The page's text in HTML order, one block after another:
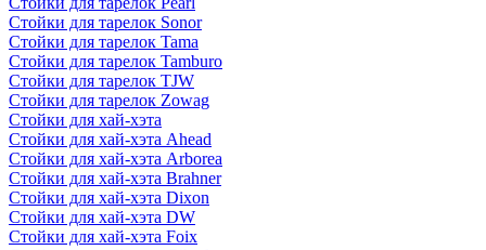
Стойки для тарелок Sonor
Стойки для тарелок Tama
Стойки для тарелок Tamburo
Стойки для тарелок TJW
Стойки для тарелок Zowag
Стойки для хай-хэта
Стойки для хай-хэта Ahead
Стойки для хай-хэта Arborea
Стойки для хай-хэта Brahner
Стойки для хай-хэта Dixon
Стойки для хай-хэта DW
Стойки для хай-хэта Foix